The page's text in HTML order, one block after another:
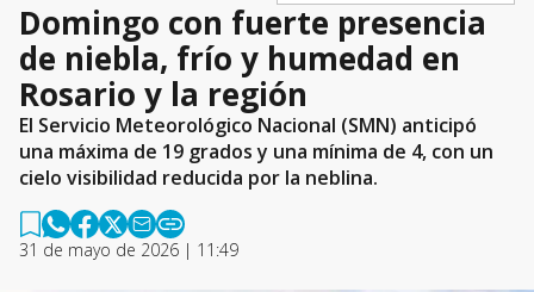
Domingo con fuerte presencia
de niebla, frío y humedad en
Rosario y la región
El Servicio Meteorológico Nacional (SMN) anticipó
una máxima de 19 grados y una mínima de 4, con un
cielo visibilidad reducida por la neblina.
31 de mayo de 2026 | 11:49